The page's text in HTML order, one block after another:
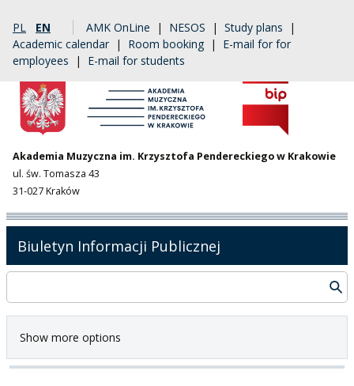
PL EN AMK OnLine | NESOS | Study plans |
Academic calendar | Room booking | E-mail for for
employees | E-mail for students
Akademia Muzyczna im. Krzysztofa Pendereckiego w Krakowie
ul. św. Tomasza 43
31-027 Kraków
Biuletyn Informacji Publicznej
Show more options